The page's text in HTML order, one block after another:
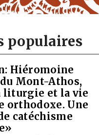
populaires
Hiéromoine
Mont-Athos,
liturgie et la vie
orthodoxe. Une
catéchisme